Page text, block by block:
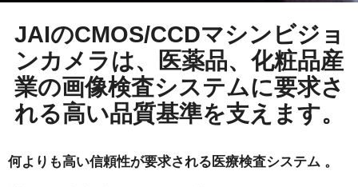
JAIのCMOS/CCDマシンビジョ
ンカメラは、医薬品、化粧品産
業の画像検査システムに要求さ
れる高い品質基準を支えます。
何よりも高い信頼性が要求される医療検査システム 。